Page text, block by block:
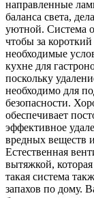
направленные
баланса света,
уютной. Система
чтобы за
необходимые
кухне для
поскольку
необходимо для
безопасности.
обеспечивает
эффективное
вредных веществ
Естественная
вытяжкой,
такая система
запахов по дому.